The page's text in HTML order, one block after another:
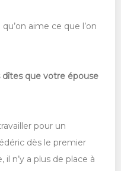
aime ce que l’on
dîtes que votre épouse
pour un
dès le premier
n’y a plus de place à